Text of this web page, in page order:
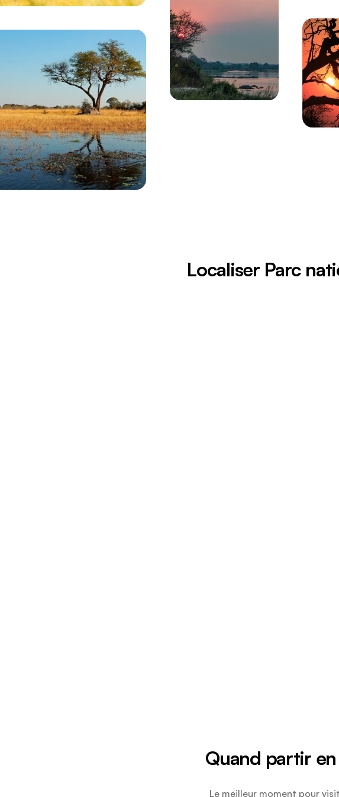
Localiser Parc
Quand partir
Le meilleur moment pour